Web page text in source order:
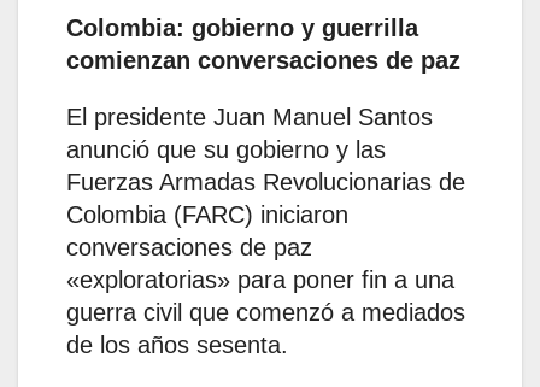
Colombia: gobierno y guerrilla
comienzan conversaciones de paz
El presidente Juan Manuel Santos
anunció que su gobierno y las
Fuerzas Armadas Revolucionarias de
Colombia (FARC) iniciaron
conversaciones de paz
«exploratorias» para poner fin a una
guerra civil que comenzó a mediados
de los años sesenta.